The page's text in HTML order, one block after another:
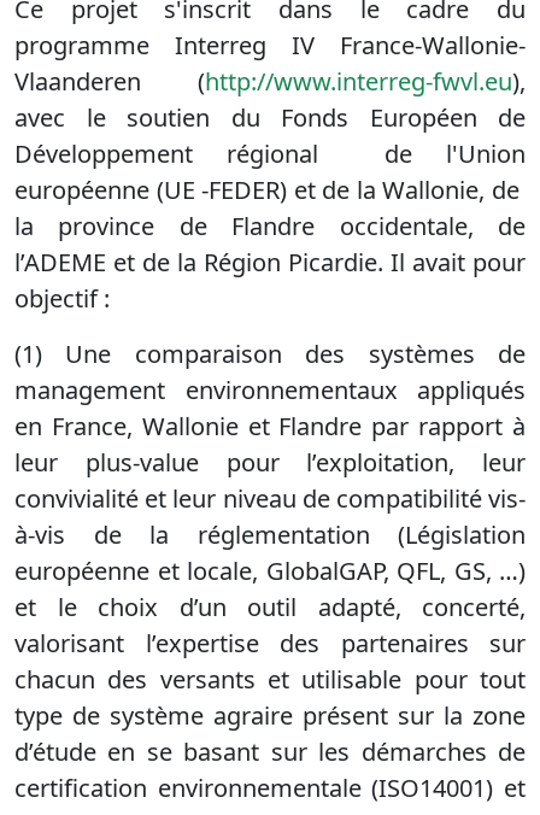
Ce projet s'inscrit dans le cadre du
programme Interreg IV France-Wallonie-
Vlaanderen (http://www.interreg-fwvl.eu),
avec le soutien du Fonds Européen de
Développement régional de l'Union
européenne (UE -FEDER) et de la Wallonie, de
la province de Flandre occidentale, de
l’ADEME et de la Région Picardie. Il avait pour
objectif :
(1)
Une comparaison des systèmes de
management environnementaux appliqués
en France, Wallonie et Flandre par rapport à
leur plus-value pour l’exploitation, leur
convivialité et leur niveau de compatibilité vis-
à-vis de la réglementation (Législation
européenne et locale, GlobalGAP, QFL, GS, …)
et le choix d’un outil adapté, concerté,
valorisant l’expertise des partenaires sur
chacun des versants et utilisable pour tout
type de système agraire présent sur la zone
d’étude en se basant sur les démarches de
certification environnementale (ISO14001) et